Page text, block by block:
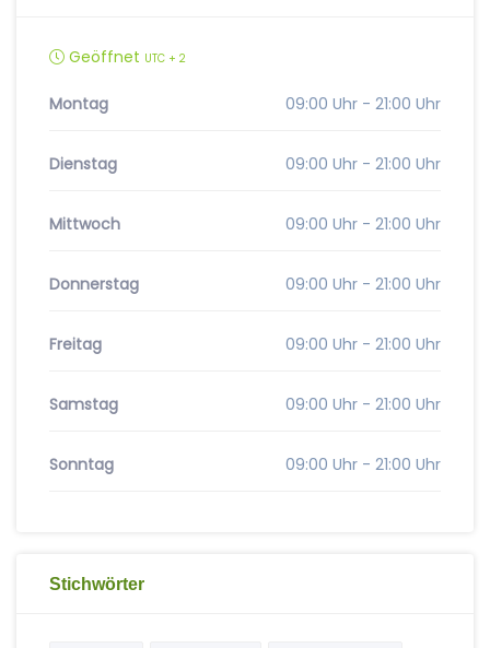
Geöffnet UTC + 2
Montag 09:00 Uhr - 21:00 Uhr
Dienstag 09:00 Uhr - 21:00 Uhr
Mittwoch 09:00 Uhr - 21:00 Uhr
Donnerstag 09:00 Uhr - 21:00 Uhr
Freitag 09:00 Uhr - 21:00 Uhr
Samstag 09:00 Uhr - 21:00 Uhr
Sonntag 09:00 Uhr - 21:00 Uhr
Stichwörter